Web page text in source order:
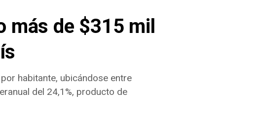
más de $315 mil
habitante, ubicándose entre
del 24,1%, producto de